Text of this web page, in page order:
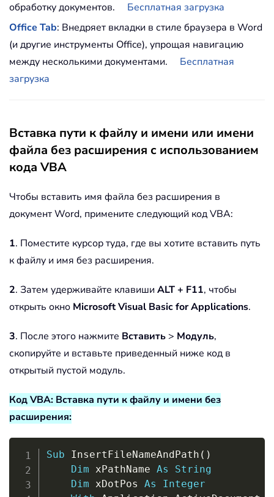
обработку документов.
Бесплатная загрузка
Office Tab: Внедряет вкладки в стиле браузера в Word
(и другие инструменты Office), упрощая навигацию
между несколькими документами.
Бесплатная
загрузка
Вставка пути к файлу и имени или имени
файла без расширения с использованием
кода VBA
Чтобы вставить имя файла без расширения в
документ Word, примените следующий код VBA:
1. Поместите курсор туда, где вы хотите вставить путь
к файлу и имя без расширения.
2. Затем удерживайте клавиши ALT + F11, чтобы
открыть окно Microsoft Visual Basic for Applications.
3. После этого нажмите Вставить > Модуль,
скопируйте и вставьте приведенный ниже код в
открытый пустой модуль.
Код VBA: Вставка пути к файлу и имени без
расширения:
Sub InsertFileNameAndPath ( )
Dim xPathName As
String
Dim xDotPos As
Integer